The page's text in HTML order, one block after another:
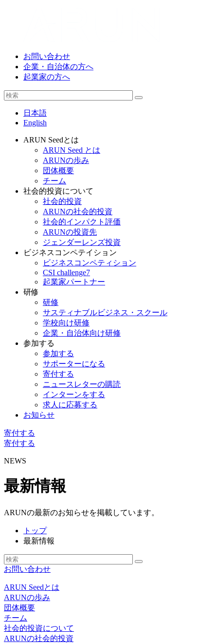
お問い合わせ
企業・自治体の方へ
起業家の方へ
日本語
English
ARUN Seedとは
ARUN Seed とは
ARUNの歩み
団体概要
チーム
社会的投資について
社会的投資
ARUNの社会的投資
社会的インパクト評価
ARUNの投資先
ジェンダーレンズ投資
ビジネスコンペテイション
ビジネスコンペティション
CSI challenge7
起業家パートナー
研修
研修
サスティナブルビジネス・スクール
学校向け研修
企業・自治体向け研修
参加する
参加する
サポーターになる
寄付する
ニュースレターの購読
インターンをする
求人に応募する
お知らせ
寄付する
寄付する
NEWS
最新情報
ARUNの最新のお知らせを掲載しています。
トップ
最新情報
お問い合わせ
ARUN Seedとは
ARUNの歩み
団体概要
チーム
社会的投資について
ARUNの社会的投資